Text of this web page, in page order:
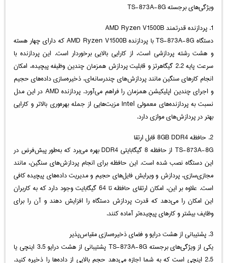
ویژگی‌های برجسته TS-873A-8G
1. پردازنده قدرتمند AMD Ryzen V1500B
دستگاه TS-873A-8G با پردازنده AMD Ryzen V1500B که دارای چهار هسته
و هشت رشته پردازشی است، از کارایی بالایی برخوردار است. این پردازنده با
سرعت پایه 2.2 گیگاهرتز و قابلیت پردازش همزمان چندین وظیفه پیچیده، امکان
انجام کارهای سنگین مانند پردازش‌های چندرسانه‌ای، ذخیره‌سازی داده‌های حجیم
و اجرای چندین اپلیکیشن همزمان را فراهم می‌آورد. پردازنده AMD در این مدل
نسبت به پردازنده‌های معمولی Intel مزیت‌هایی از جمله بهره‌وری بالاتر و کارایی
بهتر در پردازش‌های موازی دارد.
2. حافظه 8GB DDR4 قابل ارتقا
TS-873A-8G از حافظه 8 گیگابایتی DDR4 بهره می‌برد که به‌طور پیش‌فرض در
این دستگاه نصب شده است. این حافظه برای انجام پردازش‌های سنگین، مانند
مجازی‌سازی، پردازش و ویرایش فایل‌های حجیم و مدیریت داده‌های پیچیده کافی
است. علاوه بر این، امکان ارتقای حافظه تا 64 گیگابایت وجود دارد که به کاربران
این امکان را می‌دهد که قدرت پردازش دستگاه را افزایش دهند و آن را برای
وظایف بیشتر و کارهای پیچیده‌تر آماده کنند.
3. پشتیبانی از هشت درایو و فضای ذخیره‌سازی مقیاس‌پذیر
یکی از ویژگی‌های برجسته TS-873A-8G پشتیبانی از هشت درایو 3.5 اینچی یا
2.5 اینچی است که به شما اجازه می‌دهد حجم بالایی از داده‌ها را ذخیره کنید.